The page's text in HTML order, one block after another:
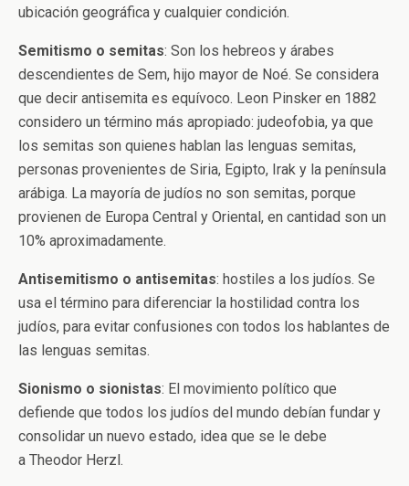
ubicación geográfica y cualquier condición.
Semitismo o semitas: Son los hebreos y árabes
descendientes de Sem, hijo mayor de Noé. Se considera
que decir antisemita es equívoco. Leon Pinsker en 1882
considero un término más apropiado: judeofobia, ya que
los semitas son quienes hablan las lenguas semitas,
personas provenientes de Siria, Egipto, Irak y la península
arábiga. La mayoría de judíos no son semitas, porque
provienen de Europa Central y Oriental, en cantidad son un
10% aproximadamente.
Antisemitismo o antisemitas: hostiles a los judíos. Se
usa el término para diferenciar la hostilidad contra los
judíos, para evitar confusiones con todos los hablantes de
las lenguas semitas.
Sionismo o sionistas: El movimiento político que
defiende que todos los judíos del mundo debían fundar y
consolidar un nuevo estado, idea que se le debe
a Theodor Herzl.